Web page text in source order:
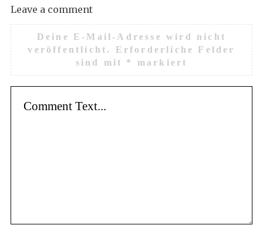
Leave a comment
Deine E-Mail-Adresse wird nicht
veröffentlicht.
Erforderliche Felder
sind mit * markiert